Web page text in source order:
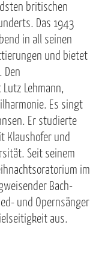
britischen
Das 1943
in all seinen
und bietet
Den
Lehmann,
Es singt
Er studierte
Klaushofer und
Seit seinem
im
Bach-
und Opernsänger
aus.